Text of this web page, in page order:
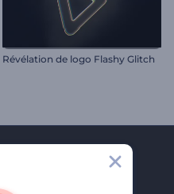
Révélation de logo Flashy Glitch